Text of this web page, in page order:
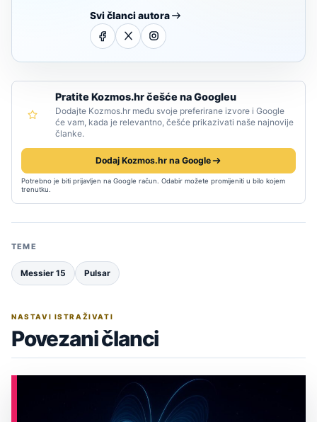
Svi članci autora
Pratite Kozmos.hr češće na Googleu
Dodajte Kozmos.hr među svoje preferirane izvore i Google
će vam, kada je relevantno, češće prikazivati naše najnovije
članke.
Dodaj Kozmos.hr na Google
Potrebno je biti prijavljen na Google račun. Odabir možete promijeniti u bilo kojem
trenutku.
TEME
Messier 15 Pulsar
NASTAVI ISTRAŽIVATI
Povezani članci